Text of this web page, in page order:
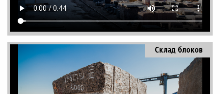
Склад блоков